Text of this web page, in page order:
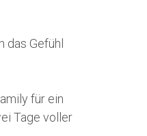
das Gefühl
für ein
Tage voller